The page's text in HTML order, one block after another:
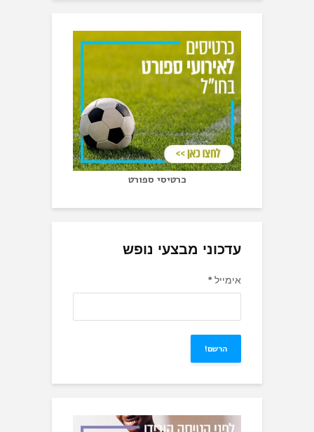
כרטיסי ספורט
עדכוני מבצעי נופש
אימייל*